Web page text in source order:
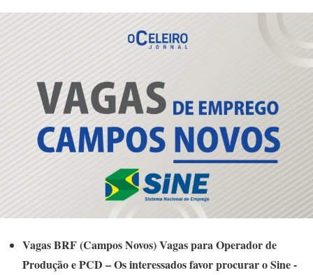
Vagas BRF (Campos Novos) Vagas para Operador de
Produção e PCD – Os interessados favor procurar o Sine -